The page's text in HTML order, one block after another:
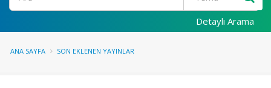
Detaylı Arama
ANA SAYFA SON EKLENEN YAYINLAR